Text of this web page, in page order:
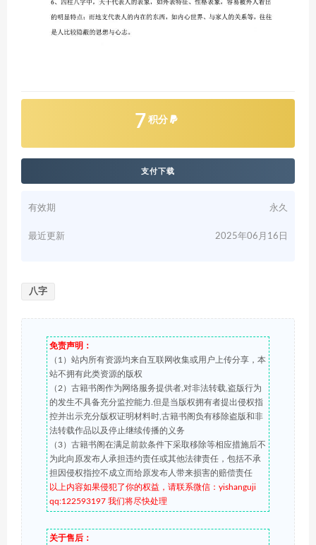
7 积分
支付下载
有效期 永久
最近更新 2025年06月16日
八字
免责声明：
（1）站内所有资源均来自互联网收集或用户上传分享，本
站不拥有此类资源的版权
（2）古籍书阁作为网络服务提供者,对非法转载,盗版行为
的发生不具备充分监控能力.但是当版权拥有者提出侵权指
控并出示充分版权证明材料时,古籍书阁负有移除盗版和非
法转载作品以及停止继续传播的义务
（3）古籍书阁在满足前款条件下采取移除等相应措施后不
为此向原发布人承担违约责任或其他法律责任，包括不承
担因侵权指控不成立而给原发布人带来损害的赔偿责任
以上内容如果侵犯了你的权益，请联系微信：yishanguji
qq:122593197 我们将尽快处理
关于售后：